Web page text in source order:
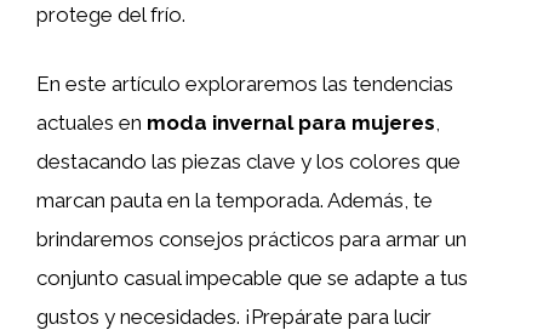
protege del frío.
En este artículo exploraremos las tendencias
actuales en moda invernal para mujeres,
destacando las piezas clave y los colores que
marcan pauta en la temporada. Además, te
brindaremos consejos prácticos para armar un
conjunto casual impecable que se adapte a tus
gustos y necesidades. ¡Prepárate para lucir